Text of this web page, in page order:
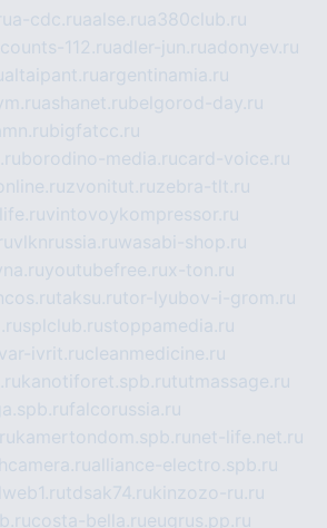
a-cdc.ruaalse.rua380club.ru
112.ruadler-jun.ruadonyev.ru
altaipant.ruargentinamia.ru
ashanet.rubelgorod-day.ru
bigfatcc.ru
borodino-media.rucard-voice.ru
zvonitut.ruzebra-tlt.ru
vintovoykompressor.ru
vlknrussia.ruwasabi-shop.ru
youtubefree.rux-ton.ru
taksu.rutor-lyubov-i-grom.ru
splclub.rustoppamedia.ru
ivrit.rucleanmedicine.ru
kanotiforet.spb.rututmassage.ru
falcorussia.ru
kamertondom.spb.ru net-life.net.ru
alliance-electro.spb.ru
tdsak74.rukinzozo-ru.ru
costa-bella.rueugrus.pp.ru